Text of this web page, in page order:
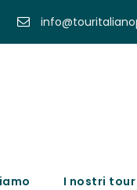
I nostri tour